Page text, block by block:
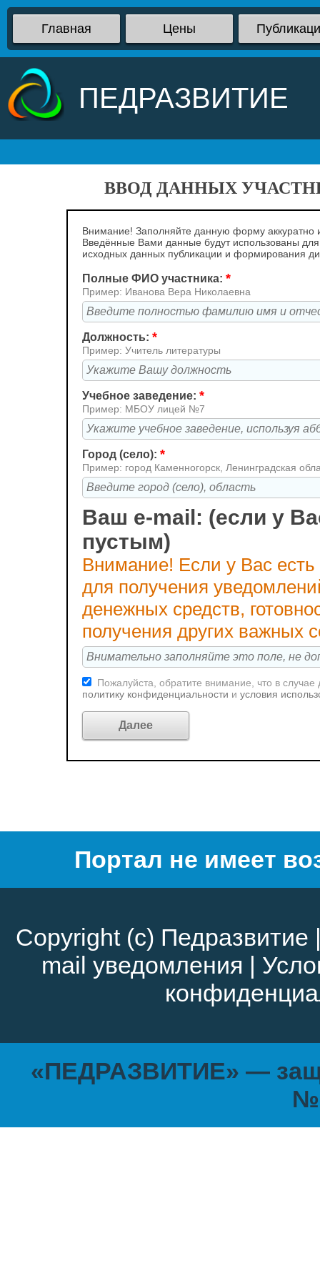
Главная Цены
ПЕДРАЗВИТИЕ
ВВОД ДАННЫХ
Внимание! Заполняйте данную форму аккуратно
Введённые Вами данные будут использованы
исходных данных публикации и формирования
Полные ФИО участника: *
Пример: Иванова Вера Николаевна
Должность: *
Пример: Учитель литературы
Учебное заведение: *
Пример: МБОУ лицей №7
Город (село): *
Пример: город Каменногорск, Ленинградская
Ваш e-mail: (если у
пустым)
Внимание! Если у Вас
для получения
денежных средств,
получения других важных
Пожалуйста, обратите внимание, что в
политику конфиденциальности и условия
Портал не имеет
Copyright (c) Педразвитие
mail уведомления |
«ПЕДРАЗВИТИЕ» —